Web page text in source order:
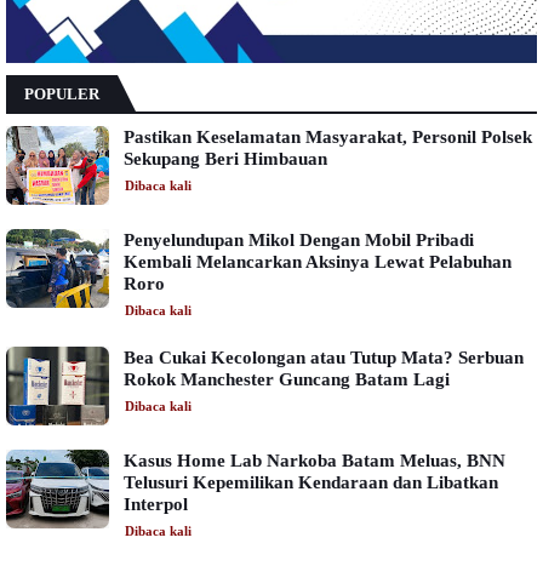
POPULER
Pastikan Keselamatan Masyarakat, Personil Polsek
Sekupang Beri Himbauan
Dibaca kali
Penyelundupan Mikol Dengan Mobil Pribadi
Kembali Melancarkan Aksinya Lewat Pelabuhan
Roro
Dibaca kali
Bea Cukai Kecolongan atau Tutup Mata? Serbuan
Rokok Manchester Guncang Batam Lagi
Dibaca kali
Kasus Home Lab Narkoba Batam Meluas, BNN
Telusuri Kepemilikan Kendaraan dan Libatkan
Interpol
Dibaca kali